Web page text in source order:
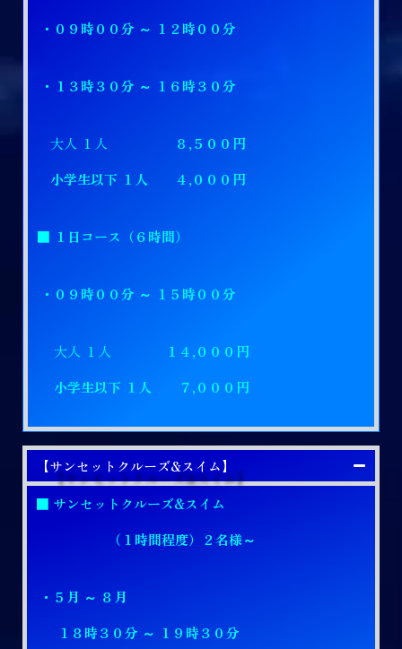
・０９時００分 ～ １２時００分
・１３時３０分 ～ １６時３０分
大人 １人 ８ ,５００円
小学生以下 １人 ４,０００円
■ １日コース（６時間）
・０９時００分 ～ １５時００分
大人 １人
１４,０００円
小学生以下 １人 ７,０００円
【サンセットクルーズ&スイム】
■ サンセットクルーズ&スイム
（１時間程度）２名様～
・５月 ～ ８月
１８時３０分 ～ １９時３０分